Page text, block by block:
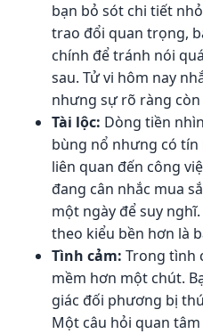
bạn bỏ sót chi tiết
trao đổi quan trọng,
chính để tránh nói
sau. Tử vi hôm nay
nhưng sự rõ ràng
Tài lộc: Dòng tiền
bùng nổ nhưng có tín
liên quan đến công
đang cân nhắc mua
một ngày để suy
theo kiểu bền hơn là
Tình cảm: Trong tình
mềm hơn một chút.
giác đối phương bị
Một câu hỏi quan